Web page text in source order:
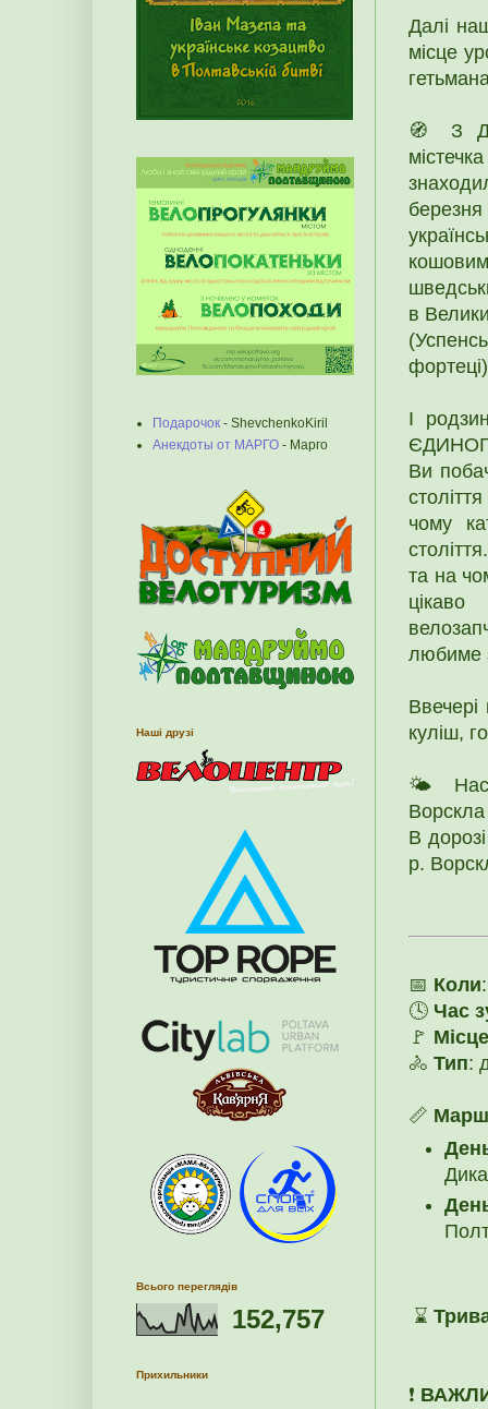
Далі
місце
🧭 З
кошовим
в
І
Ви
чому
та на
любиме
Ввечері
куліш,
🌤️
В
р.
📅 Коли
🕓 Час
🚩
🚴 Тип:
📏
⌛
❗️
Подарочок - ShevchenkoKiril
Анекдоты от МАРГО - Марго
Наші друзі
Всього переглядів
152,757
Прихильники